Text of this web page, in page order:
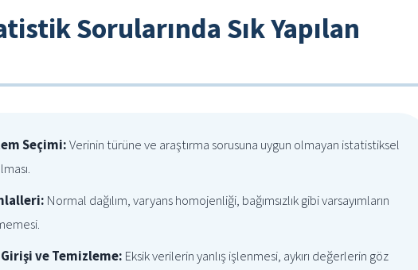
Sorularında Sık Yapılan
Seçimi:Verinin türüne ve araştırma sorusuna uygun olmayan istatistiksel
Normal dağılım, varyans homojenliği, bağımsızlık gibi varsayımların
ve Temizleme: Eksik verilerin yanlış işlenmesi, aykırı değerlerin göz